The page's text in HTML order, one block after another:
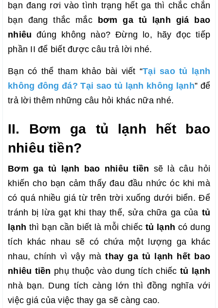
bạn đang rơi vào tình trạng hết ga thì chắc chắn
bạn đang thắc mắc
bơm ga tủ lạnh giá bao
nhiêu đúng không nào? Đừng lo, hãy đọc tiếp
phần II để biết được câu trả lời nhé.
Bạn có thể tham khảo bài viết “Tại sao tủ lạnh
không đông đá? Tại sao tủ lạnh không lạnh” để
trả lời thêm những câu hỏi khác nữa nhé.
II. Bơm ga tủ lạnh hết bao
nhiêu tiền?
Bơm ga tủ lạnh bao nhiêu tiền sẽ là câu hỏi
khiến cho bạn cảm thấy đau đầu nhức óc khi mà
có quá nhiều giá từ trên trời xuống dưới biển. Để
tránh bị lừa gạt khi thay thế, sửa chữa ga của tủ
lạnh thì bạn cần biết là mỗi chiếc tủ lạnh có dung
tích khác nhau sẽ có chứa một lượng ga khác
nhau, chính vì vậy màthay ga tủ lạnh hết bao
nhiêu tiền phụ thuộc vào dung tích chiếctủ lạnh
nhà bạn. Dung tích càng lớn thì đồng nghĩa với
việc giá của việc thay ga sẽ càng cao.